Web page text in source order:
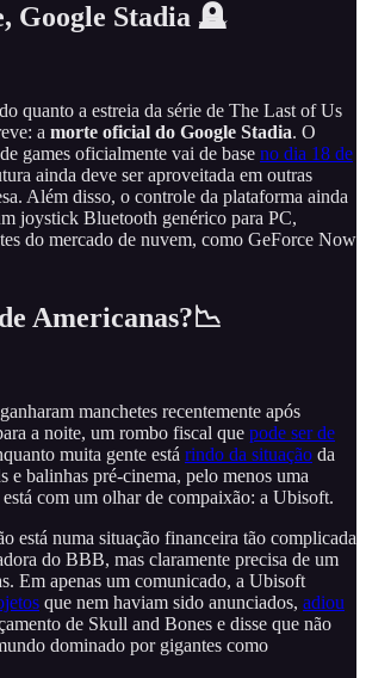
Google Stadia 🪦
quanto a estreia da série de The Last of Us
a morte oficial do Google Stadia. O
games oficialmente vai de base no dia 18 de
ainda deve ser aproveitada em outras
Além disso, o controle da plataforma ainda
joystick Bluetooth genérico para PC,
do mercado de nuvem, como GeForce Now
Americanas?📉
manchetes recentemente após
a noite, um rombo fiscal que pode ser de
muita gente está rindo da situação da
e balinhas pré-cinema, pelo menos uma
com um olhar de compaixão: a Ubisoft.
está numa situação financeira tão complicada
do BBB, mas claramente precisa de um
Em apenas um comunicado, a Ubisoft
que nem haviam sido anunciados, adiou
de Skull and Bones e disse que não
dominado por gigantes como